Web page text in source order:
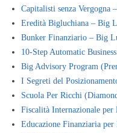
Capitalisti senza Vergogna
Eredità Bigluchiana – Big
Bunker Finanziario – Big
10-Step Automatic
Big Advisory Program
I Segreti del
Scuola Per Ricchi
Fiscalità Internazionale
Educazione Finanziaria